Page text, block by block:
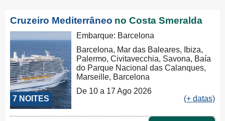
Cruzeiro Mediterrâneo no Costa Smeralda
7 NOITES
Embarque: Barcelona
Barcelona, Mar das Baleares, Ibiza,
Palermo, Civitavecchia, Savona, Baía
do Parque Nacional das Calanques,
Marseille, Barcelona
De 10 a 17 Ago 2026
(+ datas)